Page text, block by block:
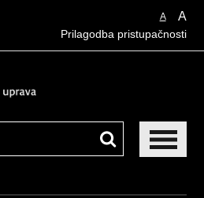
A A
Prilagodba pristupačnosti